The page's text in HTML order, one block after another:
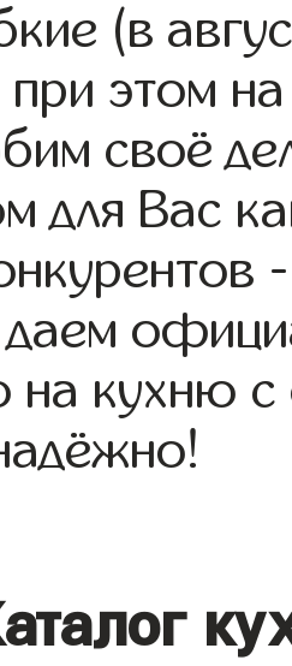
(в
при этом
своё
для Вас
на кухню